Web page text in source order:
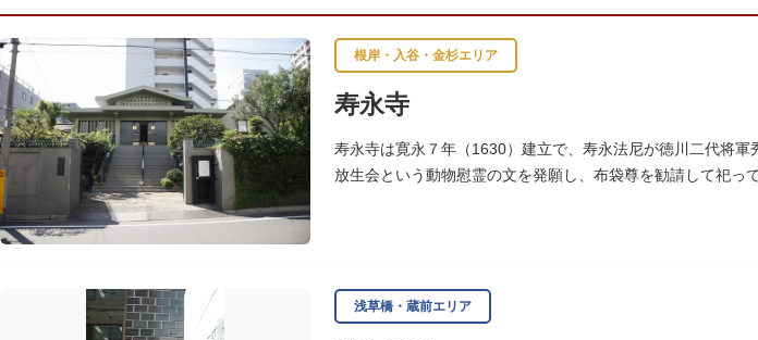
根岸・入谷・金杉エリア
寿永寺
寿永寺は寛永７年（1630）建立で、寿永法尼が徳川二代将
放生会という動物慰霊の文を発願し、布袋尊を勧請して祀っ
浅草橋・蔵前エリア